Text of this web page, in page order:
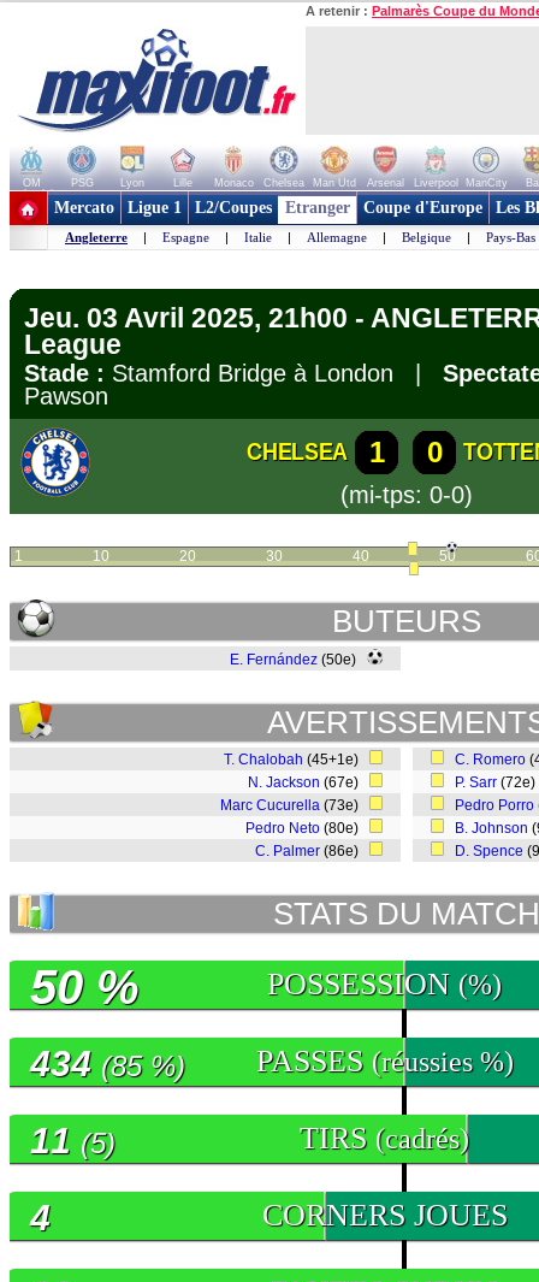
A retenir : Palmarès Coupe du
OM PSG Lyon Lille Monaco Chelsea Man Utd Arsenal Liverpool ManCity
+ de clubs
Mercato Ligue 1 L2/Coupes Etranger Coupe d'Europe Les
Angleterre | Espagne | Italie | Allemagne | Belgique | Pays-Bas
Jeu. 03 Avril 2025, 21h00 -
League
Stade : Stamford Bridge à London |
Pawson
CHELSEA 1 0
(mi-tps: 0-0)
1 10 20 30 40 50
BUTEURS
E. Fernández (50e)
T. Chalobah (45+1e)
N. Jackson (67e)
Marc Cucurella (73e)
Pedro Neto (80e)
C. Palmer (86e)
C. Romero
P. Sarr
Pedro Porro
B. Johnson
D. Spence
STATS DU MATCH
POSSESSION (%)
50 %
PASSES (réussies %)
434 (85 %)
TIRS (cadrés)
11 (5)
CORNERS JOUES
4